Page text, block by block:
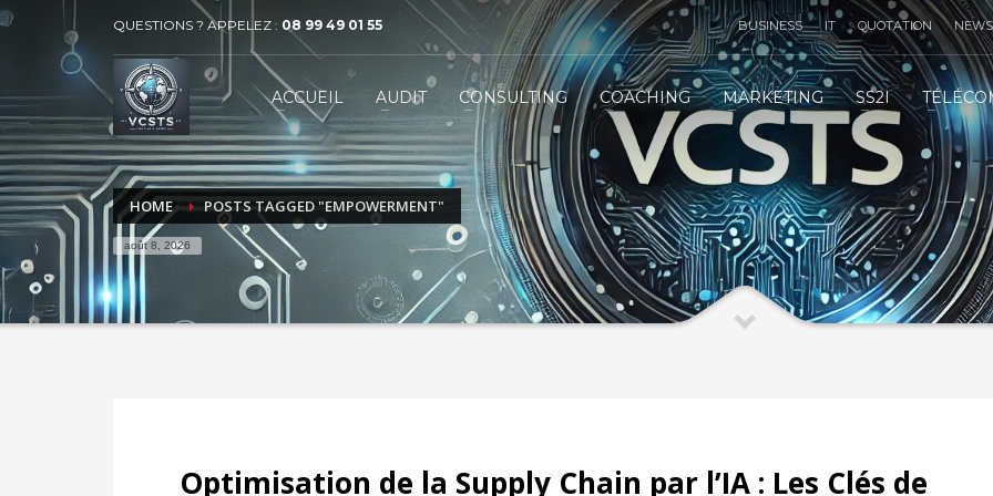
VECTEUR COMMUNICATION SERVICES TÉLÉMARKETING STRATÉGIE
1 BUSINESSMARKET 2 ITINFRASTRUCTURE 3 ITSERVICES
Contactez-nous par téléphone au 08 99 49 01 55 ou par email : contact@vcsts.com |VCSTS F.A.Q| Merci !
QUESTIONS ? APPELEZ : 08 99 49 01 55 BUSINESS IT QUOTATION NEWS
ACCUEIL AUDIT CONSULTING COACHING MARKETING SS2I
HOME POSTS TAGGED "EMPOWERMENT"
août 8, 2026
Optimisation de la Supply Chain par l’IA : Les Clés de